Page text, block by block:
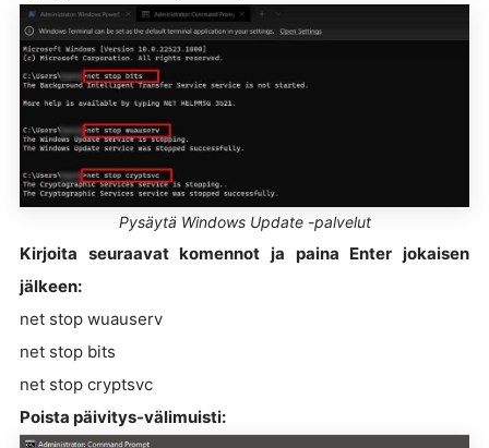
Pysäytä Windows Update -palvelut
Kirjoita seuraavat komennot ja paina Enter jokaisen
jälkeen:
net stop wuauserv
net stop bits
net stop cryptsvc
Poista päivitys-välimuisti: